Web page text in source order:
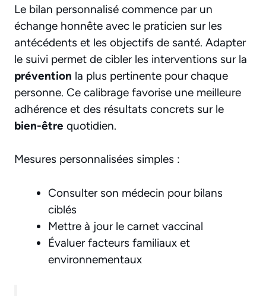
Le bilan personnalisé commence par un
échange honnête avec le praticien sur les
antécédents et les objectifs de santé. Adapter
le suivi permet de cibler les interventions sur la
prévention la plus pertinente pour chaque
personne. Ce calibrage favorise une meilleure
adhérence et des résultats concrets sur le
bien-être quotidien.
Mesures personnalisées simples :
Consulter son médecin pour bilans
ciblés
Mettre à jour le carnet vaccinal
Évaluer facteurs familiaux et
environnementaux